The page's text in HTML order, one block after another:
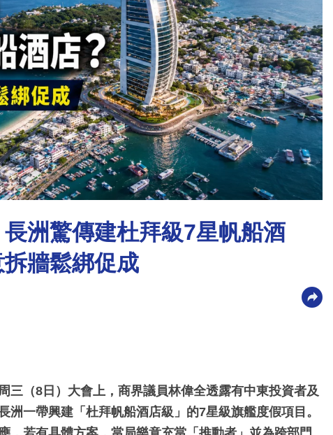
長洲驚傳建杜拜級7星帆船酒
牆鬆綁促成
三（8日）大會上，商界議員林偉全透露有中東投資者及
一帶興建「杜拜帆船酒店級」的7星級旗艦度假項目。